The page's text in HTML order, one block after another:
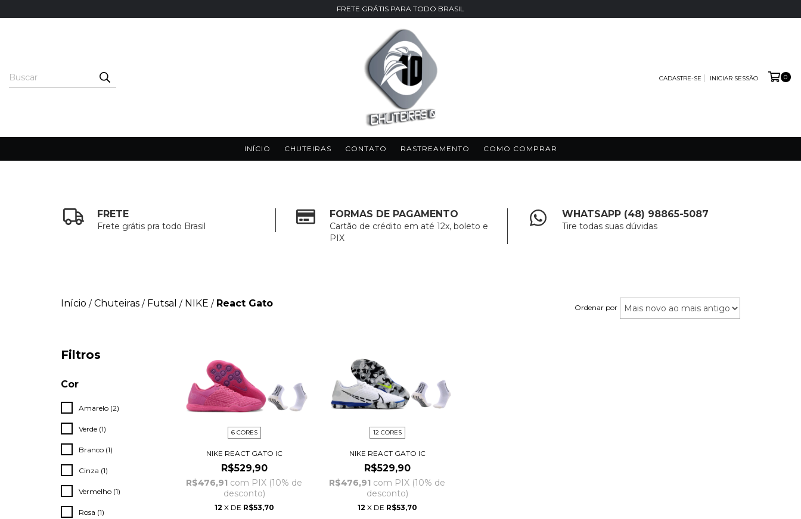
FRETE GRÁTIS PARA TODO BRASIL
CADASTRE-SE INICIAR SESSÃO 0
INÍCIO CHUTEIRAS CONTATO RASTREAMENTO COMO COMPRAR
FRETE
Frete grátis pra todo Brasil
FORMAS DE PAGAMENTO
Cartão de crédito em até 12x, boleto e
PIX
WHATSAPP (48) 98865-5087
Tire todas suas dúvidas
Início / Chuteiras / Futsal / NIKE / React Gato Ordenar por
Filtros
Cor
Amarelo (2)
Verde (1)
Branco (1)
Cinza (1)
Vermelho (1)
Rosa (1)
6 CORES
NIKE REACT GATO IC
R$529,90
R$476,91 com PIX (10% de
desconto)
12 X DE R$53,70
12 CORES
NIKE REACT GATO IC
R$529,90
R$476,91 com PIX (10% de
desconto)
12 X DE R$53,70